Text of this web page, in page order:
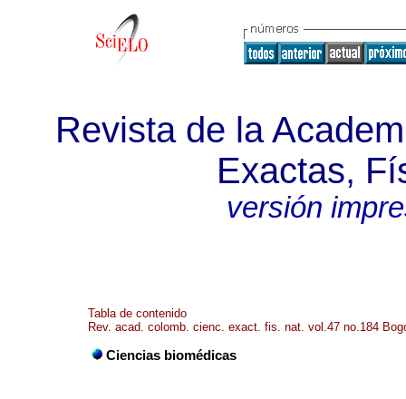
Revista de la
Exactas,
versión
Tabla de contenido
Rev. acad. colomb. cienc. exact. fis. nat. vol.47 no.184
Ciencias biomédicas